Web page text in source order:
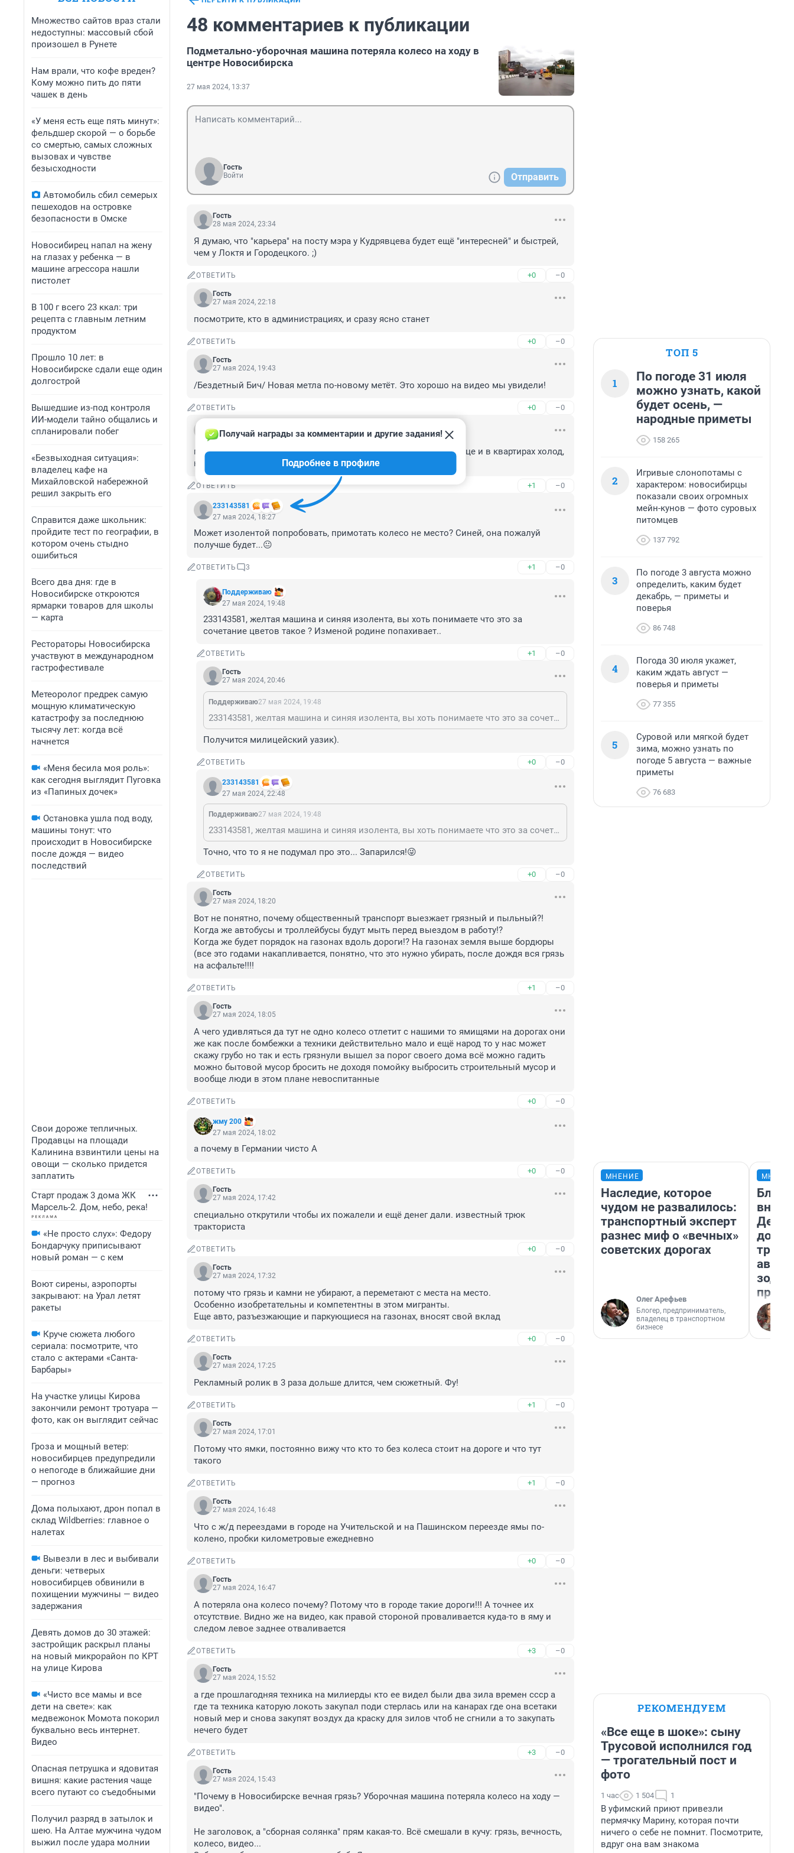
Множество сайтов враз стали
недоступны: массовый сбой
произошел в Рунете
Нам врали, что кофе вреден?
Кому можно пить до пяти
чашек в день
«У меня есть еще пять минут»:
фельдшер скорой — о борьбе
со смертью, самых сложных
вызовах и чувстве
безысходности
Автомобиль сбил семерых
пешеходов на островке
безопасности в Омске
Новосибирец напал на жену
на глазах у ребенка — в
машине агрессора нашли
пистолет
В 100 г всего 23 ккал: три
рецепта с главным летним
продуктом
Прошло 10 лет: в
Новосибирске сдали еще один
долгострой
Вышедшие из-под контроля
ИИ-модели тайно общались и
спланировали побег
«Безвыходная ситуация»:
владелец кафе на
Михайловской набережной
решил закрыть его
Справится даже школьник:
пройдите тест по географии, в
котором очень стыдно
ошибиться
Всего два дня: где в
Новосибирске откроются
ярмарки товаров для школы
— карта
Рестораторы Новосибирска
участвуют в международном
гастрофестивале
Метеоролог предрек самую
мощную климатическую
катастрофу за последнюю
тысячу лет: когда всё
начнется
«Меня бесила моя роль»:
как сегодня выглядит Пуговка
из «Папиных дочек»
Остановка ушла под воду,
машины тонут: что
происходит в Новосибирске
после дождя — видео
последствий
Свои дороже тепличных.
Продавцы на площади
Калинина взвинтили цены на
овощи — сколько придется
заплатить
Старт продаж 3 дома ЖК
Марсель-2. Дом, небо, река!
«Не просто слух»: Федору
Бондарчуку приписывают
новый роман — с кем
Воют сирены, аэропорты
закрывают: на Урал летят
ракеты
Круче сюжета любого
сериала: посмотрите, что
стало с актерами «Санта-
Барбары»
На участке улицы Кирова
закончили ремонт тротуара —
фото, как он выглядит сейчас
Гроза и мощный ветер:
новосибирцев предупредили
о непогоде в ближайшие дни
— прогноз
Дома полыхают, дрон попал в
склад Wildberries: главное о
налетах
Вывезли в лес и выбивали
деньги: четверых
новосибирцев обвинили в
похищении мужчины — видео
задержания
Девять домов до 30 этажей:
застройщик раскрыл планы
на новый микрорайон по КРТ
на улице Кирова
«Чисто все мамы и все
дети на свете»: как
медвежонок Момота покорил
буквально весь интернет.
Видео
Опасная петрушка и ядовитая
вишня: какие растения чаще
всего путают со съедобными
Получил разряд в затылок и
шею. На Алтае мужчина чудом
выжил после удара молнии
48 комментариев к публикации
Подметально-уборочная машина потеряла колесо на ходу в
центре Новосибирска
27 мая 2024, 13:37
Гость
Войти
Отправить
Гость
28 мая 2024, 23:34
Я думаю, что "карьера" на посту мэра у Кудрявцева будет ещё "интересней" и быстрей,
чем у Локтя и Городецкого. ;)
ОТВЕТИТЬ +0 –0
Гость
27 мая 2024, 22:18
посмотрите, кто в администрациях, и сразу ясно станет
ОТВЕТИТЬ +0 –0
Гость
27 мая 2024, 19:43
/Бездетный Бич/ Новая метла по-новому метёт. Это хорошо на видео мы увидели!
ОТВЕТИТЬ +0 –0
27 мая 2024, 19:37
почему пенсия 15 т. р., температура 8 градусов средняя, а на улице и в квартирах холод,
кого спросить?, кто ответит? и на многое другое, нет виновных
ОТВЕТИТЬ +1 –0
233143581
Получай награды за комментарии и другие задания!
Подробнее в профиле
27 мая 2024, 18:27
Может изолентой попробовать, примотать колесо не место? Синей, она пожалуй
получше будет...😐
ОТВЕТИТЬ 3 +1 –0
Поддерживаю
27 мая 2024, 19:48
233143581, желтая машина и синяя изолента, вы хоть понимаете что это за
сочетание цветов такое ? Изменой родине попахивает..
ОТВЕТИТЬ +1 –0
Гость
27 мая 2024, 20:46
Поддерживаю27 мая 2024, 19:48
233143581, желтая машина и синяя изолента, вы хоть понимаете что это за сочетание цветов такое ? Изменой родине попахивает..
Получится милицейский уазик).
ОТВЕТИТЬ +0 –0
233143581
27 мая 2024, 22:48
Поддерживаю27 мая 2024, 19:48
233143581, желтая машина и синяя изолента, вы хоть понимаете что это за сочетание цветов такое ? Изменой родине попахивает..
Точно, что то я не подумал про это... Запарился!😜
ОТВЕТИТЬ +0 –0
Гость
27 мая 2024, 18:20
Вот не понятно, почему общественный транспорт выезжает грязный и пыльный?!
Когда же автобусы и троллейбусы будут мыть перед выездом в работу!?
Когда же будет порядок на газонах вдоль дороги!? На газонах земля выше бордюры
(все это годами накапливается, понятно, что это нужно убирать, после дождя вся грязь
на асфальте!!!!
ОТВЕТИТЬ +1 –0
Гость
27 мая 2024, 18:05
А чего удивляться да тут не одно колесо отлетит с нашими то ямищями на дорогах они
же как после бомбежки а техники действительно мало и ещё народ то у нас может
скажу грубо но так и есть грязнули вышел за порог своего дома всё можно гадить
можно бытовой мусор бросить не доходя помойку выбросить строительный мусор и
вообще люди в этом плане невоспитанные
ОТВЕТИТЬ +0 –0
жму 200
27 мая 2024, 18:02
а почему в Германии чисто А
ОТВЕТИТЬ +0 –0
Гость
27 мая 2024, 17:42
специально открутили чтобы их пожалели и ещё денег дали. известный трюк
тракториста
ОТВЕТИТЬ +0 –0
Гость
27 мая 2024, 17:32
потому что грязь и камни не убирают, а переметают с места на место.
Особенно изобретательны и компетентны в этом мигранты.
Еще авто, разъезжающие и паркующиеся на газонах, вносят свой вклад
ОТВЕТИТЬ +0 –0
Гость
27 мая 2024, 17:25
Рекламный ролик в 3 раза дольше длится, чем сюжетный. Фу!
ОТВЕТИТЬ +1 –0
Гость
27 мая 2024, 17:01
Потому что ямки, постоянно вижу что кто то без колеса стоит на дороге и что тут
такого
ОТВЕТИТЬ +1 –0
Гость
27 мая 2024, 16:48
Что с ж/д переездами в городе на Учительской и на Пашинском переезде ямы по-
колено, пробки километровые ежедневно
ОТВЕТИТЬ +0 –0
Гость
27 мая 2024, 16:47
А потеряла она колесо почему? Потому что в городе такие дороги!!! А точнее их
отсутствие. Видно же на видео, как правой стороной проваливается куда-то в яму и
следом левое заднее отваливается
ОТВЕТИТЬ +3 –0
Гость
27 мая 2024, 15:52
а где прошлагодняя техника на милиерды кто ее видел были два зила времен ссср а
где та техника каторую локоть закупал поди стерлась или на канарах где она всетаки
новый мер и снова закупят воздух да краску для зилов чтоб не сгнили а то закупать
нечего будет
ОТВЕТИТЬ +3 –0
Гость
27 мая 2024, 15:43
"Почему в Новосибирске вечная грязь? Уборочная машина потеряла колесо на ходу —
видео".
Не заголовок, а "сборная солянка" прям какая-то. Всё смешали в кучу: грязь, вечность,
колесо, видео...
ТОП 5
1
По погоде 31 июля
можно узнать, какой
будет осень, —
народные приметы
158 265
2
Игривые слонопотамы с
характером: новосибирцы
показали своих огромных
мейн-кунов — фото суровых
питомцев
137 792
3
По погоде 3 августа можно
определить, каким будет
декабрь, — приметы и
поверья
86 748
4
Погода 30 июля укажет,
каким ждать август —
поверья и приметы
77 355
5
Суровой или мягкой будет
зима, можно узнать по
погоде 5 августа — важные
приметы
76 683
МНЕНИЕ
Наследие, которое
чудом не развалилось:
транспортный эксперт
разнес миф о «вечных»
советских дорогах
Олег Арефьев
Блогер, предприниматель,
владелец в транспортном
бизнесе
РЕКОМЕНДУЕМ
«Все еще в шоке»: сыну
Трусовой исполнился год
— трогательный пост и
фото
1 час 1 504 1
В уфимский приют привезли
пермячку Марину, которая почти
ничего о себе не помнит. Посмотрите,
вдруг она вам знакома